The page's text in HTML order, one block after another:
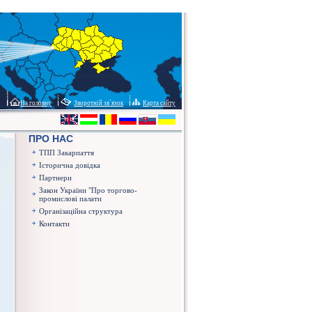
На головну Зворотній зв`язок Карта сайту
ПРО НАС
ТПП Закарпаття
Історична довідка
Партнери
Закон України "Про торгово-
промислові палати
Організаційна структура
Контакти